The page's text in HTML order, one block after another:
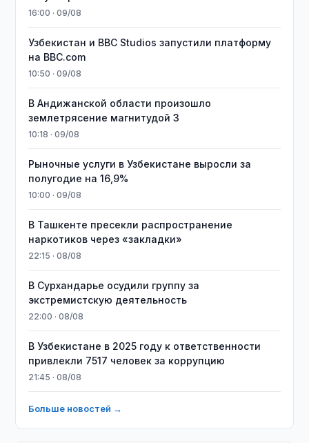
16:00 · 09/08
Узбекистан и BBC Studios запустили платформу
на BBC.com
10:50 · 09/08
В Андижанской области произошло
землетрясение магнитудой 3
10:18 · 09/08
Рыночные услуги в Узбекистане выросли за
полугодие на 16,9%
10:00 · 09/08
В Ташкенте пресекли распространение
наркотиков через «закладки»
22:15 · 08/08
В Сурхандарье осудили группу за
экстремистскую деятельность
22:00 · 08/08
В Узбекистане в 2025 году к ответственности
привлекли 7517 человек за коррупцию
21:45 · 08/08
Больше новостей →